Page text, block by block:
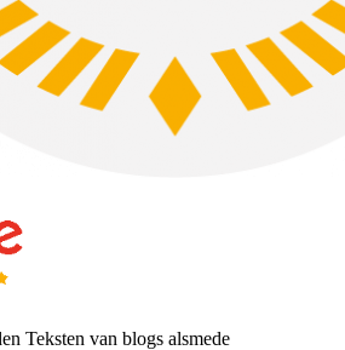
Teksten van blogs alsmede